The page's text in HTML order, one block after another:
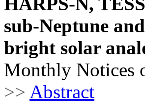
sub-Neptune
bright solar
Monthly Notices
>> Abstract